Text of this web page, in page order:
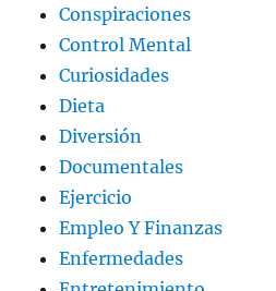
Conspiraciones
Control Mental
Curiosidades
Dieta
Diversión
Documentales
Ejercicio
Empleo Y Finanzas
Enfermedades